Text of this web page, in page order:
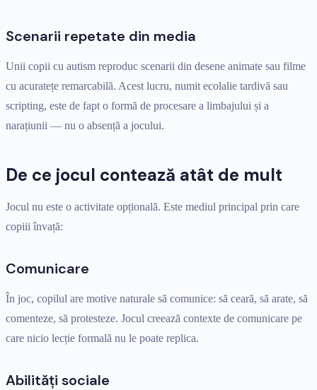
Scenarii repetate din media
Unii copii cu autism reproduc scenarii din desene animate sau filme
cu acuratețe remarcabilă. Acest lucru, numit ecolalie tardivă sau
scripting, este de fapt o formă de procesare a limbajului și a
narațiunii — nu o absență a jocului.
De ce jocul contează atât de mult
Jocul nu este o activitate opțională. Este mediul principal prin care
copiii învață:
Comunicare
În joc, copilul are motive naturale să comunice: să ceară, să arate, să
comenteze, să protesteze. Jocul creează contexte de comunicare pe
care nicio lecție formală nu le poate replica.
Abilități sociale